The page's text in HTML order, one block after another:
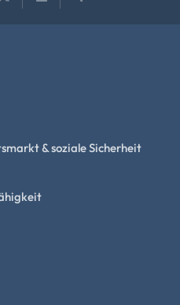
& soziale Sicherheit